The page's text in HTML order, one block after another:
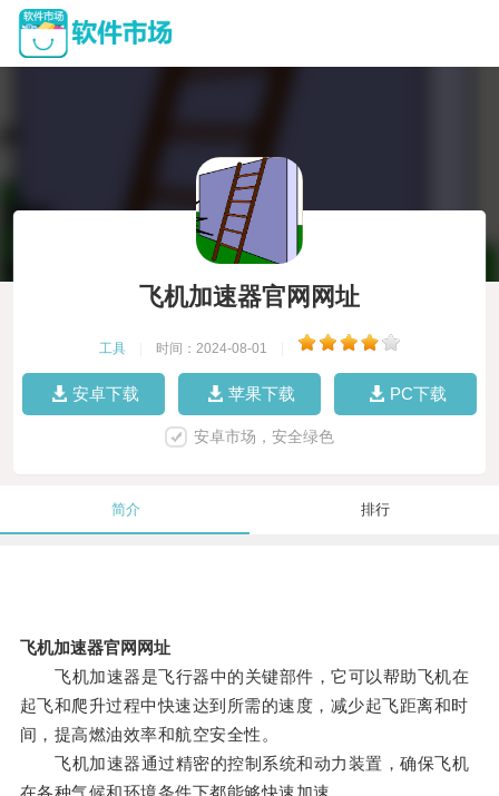
飞机加速器官网网址
工具 时间：2024-08-01
安卓下载 苹果下载 PC下载
安卓市场，安全绿色
简介 排行
飞机加速器官网网址
飞机加速器是飞行器中的关键部件，它可以帮助飞机在
起飞和爬升过程中快速达到所需的速度，减少起飞距离和时
间，提高燃油效率和航空安全性。
飞机加速器通过精密的控制系统和动力装置，确保飞机